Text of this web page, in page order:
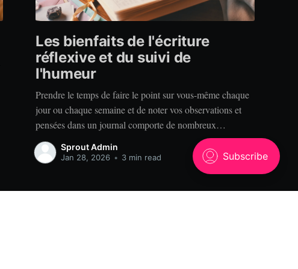
Les bienfaits de l'écriture
réflexive et du suivi de
l'humeur
Prendre le temps de faire le point sur vous-même chaque
jour ou chaque semaine et de noter vos observations et
pensées dans un journal comporte de nombreux
bénéfices. Alors, pourquoi tenir un journal? Clarté. Vous
est-il déjà arrivé de raconter votre expérience à quelqu’un
Sprout Admin
Jan 28, 2026 • 3 min read